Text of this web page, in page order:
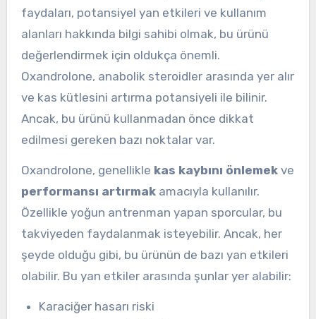
faydaları, potansiyel yan etkileri ve kullanım
alanları hakkında bilgi sahibi olmak, bu ürünü
değerlendirmek için oldukça önemli.
Oxandrolone, anabolik steroidler arasında yer alır
ve kas kütlesini artırma potansiyeli ile bilinir.
Ancak, bu ürünü kullanmadan önce dikkat
edilmesi gereken bazı noktalar var.
Oxandrolone, genellikle kas kaybını önlemekve
performansı artırmakamacıyla kullanılır.
Özellikle yoğun antrenman yapan sporcular, bu
takviyeden faydalanmak isteyebilir. Ancak, her
şeyde olduğu gibi, bu ürünün de bazı yan etkileri
olabilir. Bu yan etkiler arasında şunlar yer alabilir:
Karaciğer hasarı riski